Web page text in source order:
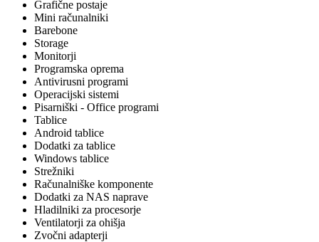
Grafične postaje
Mini računalniki
Barebone
Storage
Monitorji
Programska oprema
Antivirusni programi
Operacijski sistemi
Pisarniški - Office programi
Tablice
Android tablice
Dodatki za tablice
Windows tablice
Strežniki
Računalniške komponente
Dodatki za NAS naprave
Hladilniki za procesorje
Ventilatorji za ohišja
Zvočni adapterji